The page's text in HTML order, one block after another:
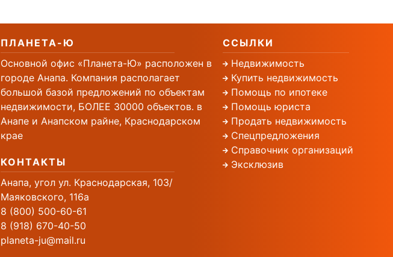
ПЛАНЕТА-Ю
Основной офис «Планета-Ю» расположен в
городе Анапа. Компания располагает
большой базой предложений по объектам
недвижимости, БОЛЕЕ 30000 объектов. в
Анапе и Анапском райне, Краснодарском
крае
КОНТАКТЫ
Анапа, угол ул. Краснодарская, 103/
Маяковского, 116а
8 (800) 500-60-61
8 (918) 670-40-50
planeta-ju@mail.ru
ССЫЛКИ
Недвижимость
Купить недвижимость
Помощь по ипотеке
Помощь юриста
Продать недвижимость
Спецпредложения
Справочник организаций
Эксклюзив